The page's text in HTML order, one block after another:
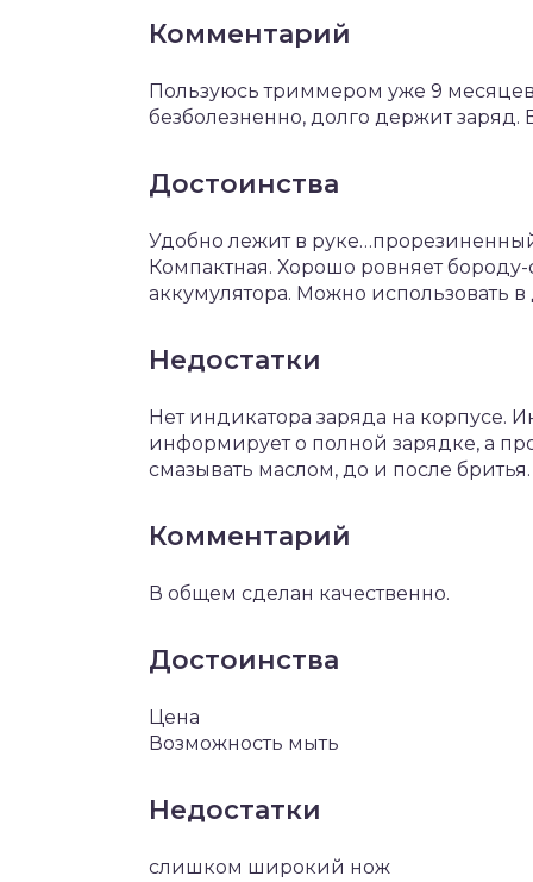
Комментарий
Пользуюсь триммером уже 9
безболезненно, долго держит заряд.
Достоинства
Удобно лежит в
Компактная. Хорошо ровняет бороду-
аккумулятора. Можно использовать
Недостатки
Нет индикатора заряда на корпусе.
информирует о полной зарядке, а
смазывать маслом, до и после
Комментарий
В общем сделан качественно.
Достоинства
Цена
Возможность мыть
Недостатки
слишком широкий нож